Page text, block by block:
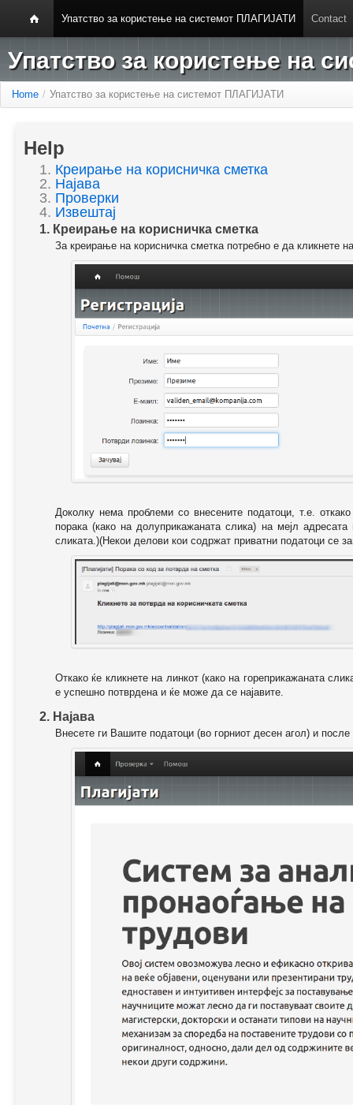
Упатство за користење на системот ПЛАГИЈАТИ Contact
Упатство за користење на
Home / Упатство за користење на системот ПЛАГИЈАТИ
Help
1. Креирање на корисничка сметка
2. Најава
3. Проверки
4. Извештај
1. Креирање на корисничка сметка
За креирање на корисничка сметка потребно е да кликнете
Доколку нема проблеми со внесените податоци, т.е.
порака (како на долуприкажаната слика) на мејл
сликата.)(Некои делови кои содржат приватни податоци се
Откако ќе кликнете на линкот (како на гореприкажаната
е успешно потврдена и ќе може да се најавите.
2. Најава
Внесете ги Вашите податоци (во горниот десен агол) и